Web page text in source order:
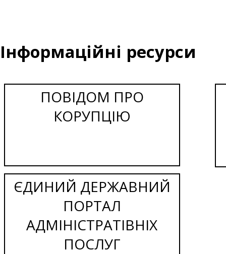
Інформаційні ресурси
ПОВІДОМ ПРО
КОРУПЦІЮ
ЄДИНИЙ ДЕРЖАВНИЙ
ПОРТАЛ
АДМІНІСТРАТІВНІХ
ПОСЛУГ